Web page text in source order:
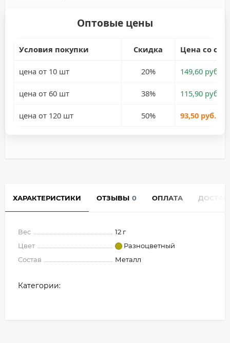
Оптовые цены
Условия покупки Скидка Цена со
цена от 10 шт 20% 149,60 руб.
цена от 60 шт 38% 115,90 руб.
цена от 120 шт 50% 93,50 руб.
ХАРАКТЕРИСТИКИ ОТЗЫВЫ 0 ОПЛАТА
Вес
12 г
Цвет
Разноцветный
Состав
Металл
Категории: